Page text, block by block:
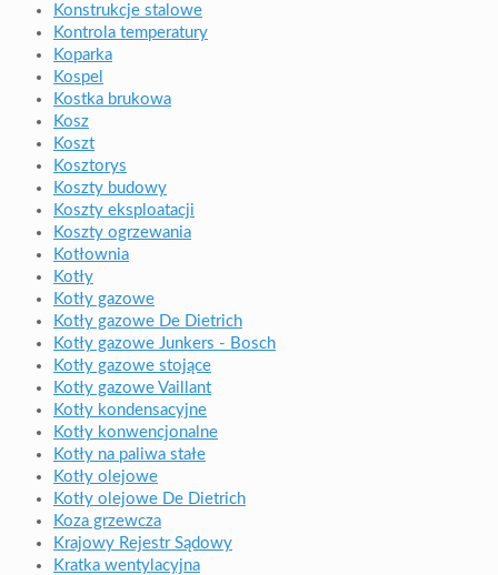
Konstrukcje stalowe
Kontrola temperatury
Koparka
Kospel
Kostka brukowa
Kosz
Koszt
Kosztorys
Koszty budowy
Koszty eksploatacji
Koszty ogrzewania
Kotłownia
Kotły
Kotły gazowe
Kotły gazowe De Dietrich
Kotły gazowe Junkers - Bosch
Kotły gazowe stojące
Kotły gazowe Vaillant
Kotły kondensacyjne
Kotły konwencjonalne
Kotły na paliwa stałe
Kotły olejowe
Kotły olejowe De Dietrich
Koza grzewcza
Krajowy Rejestr Sądowy
Kratka wentylacyjna